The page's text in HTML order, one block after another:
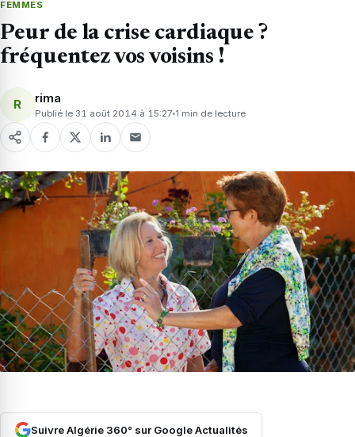
FEMMES
Peur de la crise cardiaque ?
fréquentez vos voisins !
R rima
Publié le 31 août 2014 à 15:27 1 min de lecture
Suivre Algérie 360° sur Google Actualités